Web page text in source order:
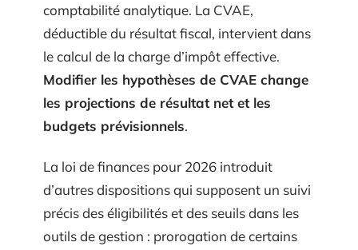
comptabilité analytique. La CVAE,
déductible du résultat fiscal, intervient dans
le calcul de la charge d’impôt effective.
Modifier les hypothèses de CVAE change
les projections de résultat net et les
budgets prévisionnels.
La loi de finances pour 2026 introduit
d’autres dispositions qui supposent un suivi
précis des éligibilités et des seuils dans les
outils de gestion : prorogation de certains